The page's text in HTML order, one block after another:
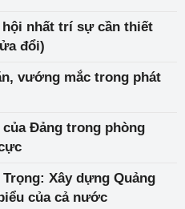
nhất trí sự cần thiết
đổi)
vướng mắc trong phát
Đảng trong phòng
Xây dựng Quảng
của cả nước